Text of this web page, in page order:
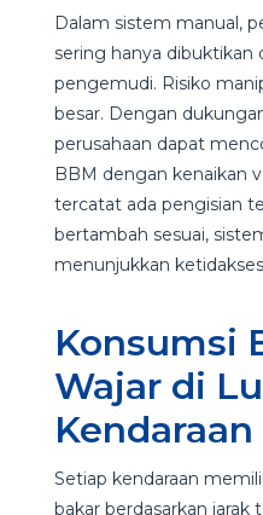
Dalam sistem manual,
sering hanya dibuktikan
pengemudi. Risiko
besar. Dengan
perusahaan dapat
BBM dengan kenaikan
tercatat ada pengisian
bertambah sesuai,
menunjukkan
Konsumsi
Wajar di
Kendaraan
Setiap kendaraan
bakar berdasarkan jarak